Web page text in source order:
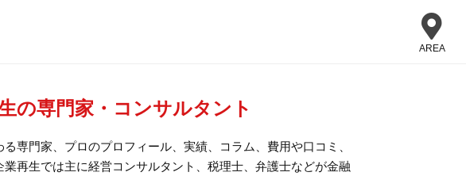
AREA
の専門家・コンサルタント
専門家、プロのプロフィール、実績、コラム、費用や口コミ、
再生では主に経営コンサルタント、税理士、弁護士などが金融